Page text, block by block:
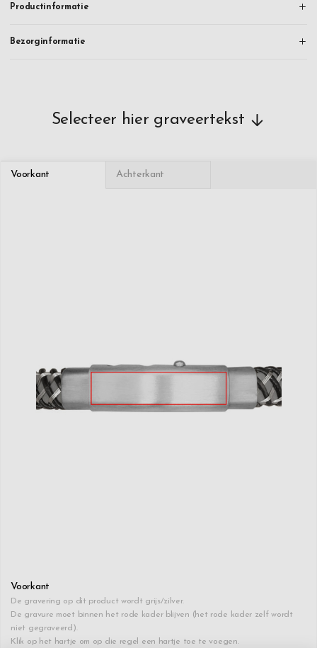
Productinformatie
Bezorginformatie
Selecteer hier graveertekst
Voorkant Achterkant
Voorkant
De gravering op dit product wordt grijs/zilver.
De gravure moet binnen het rode kader blijven (het rode kader zelf wordt
niet gegraveerd).
Klik op het hartje om op die regel een hartje toe te voegen.